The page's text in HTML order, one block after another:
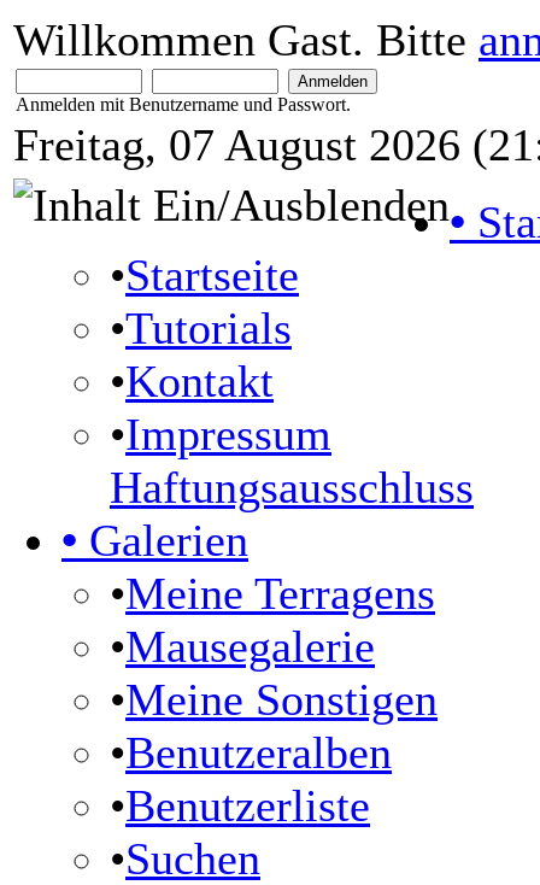
Willkommen Gast. Bitte
Anmelden mit Benutzername und Passwort.
Freitag, 07 August 2026
•
•Startseite
•Tutorials
•Kontakt
•Impressum
Haftungsausschluss
• Galerien
•Meine Terragens
•Mausegalerie
•Meine Sonstigen
•Benutzeralben
•Benutzerliste
•Suchen